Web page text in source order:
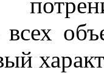
всех